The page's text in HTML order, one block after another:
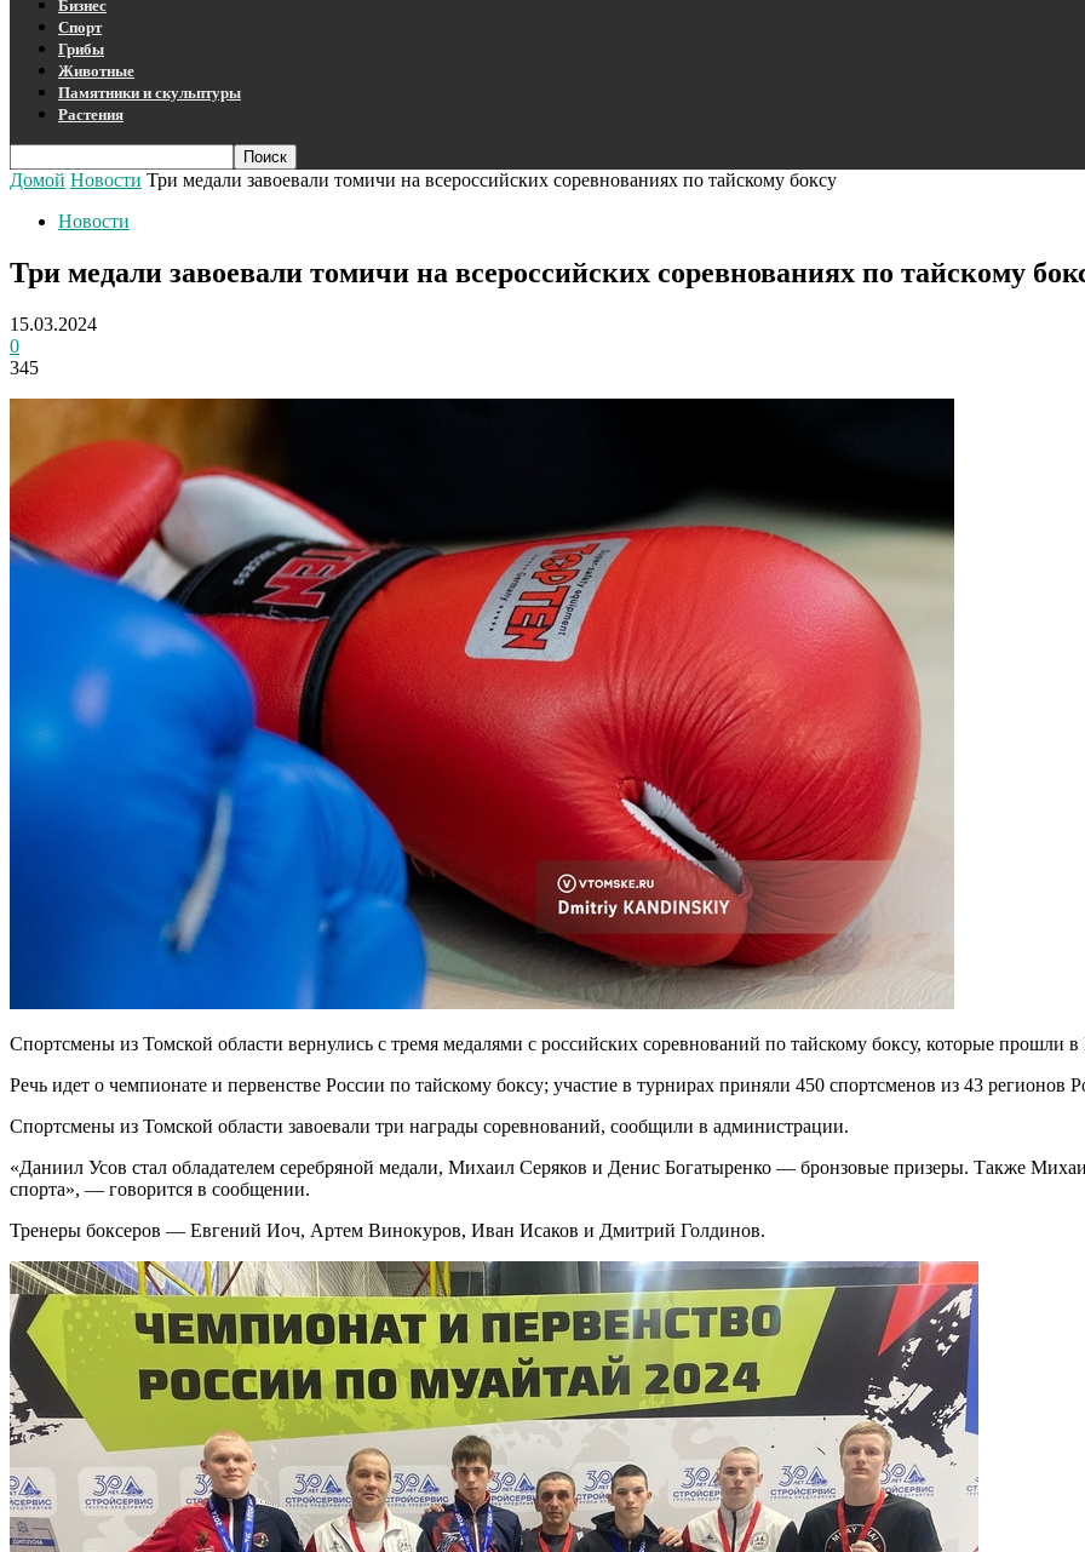
Бизнес
Спорт
Грибы
Животные
Памятники и скульптуры
Растения
Домой Новости Три медали завоевали томичи на всероссийских соревнованиях по тайскому боксу
Новости
Три медали завоевали томичи на всероссийских соревнованиях по тайскому
15.03.2024
0
345
Спортсмены из Томской области вернулись с тремя медалями с российских соревнований по тайскому боксу, которые
Речь идет о чемпионате и первенстве России по тайскому боксу; участие в турнирах приняли 450 спортсменов из 43 регионов
Спортсмены из Томской области завоевали три награды соревнований, сообщили в администрации.
«Даниил Усов стал обладателем серебряной медали, Михаил Серяков и Денис Богатыренко — бронзовые призеры. Также
спорта», — говорится в сообщении.
Тренеры боксеров — Евгений Иоч, Артем Винокуров, Иван Исаков и Дмитрий Голдинов.